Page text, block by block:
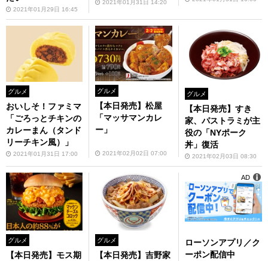
2021年01月29日 16:45
2021年01月31日 14:20
グルメ
おいしそ！ファミマ
「ごろっとチキンの
カレーまん（タンド
リーチキン風）」
2021年01月31日 17:00
グルメ
【本日発売】松屋
「マッサマンカレ
ー」
2021年02月02日 07:00
グルメ
【本日発売】すき
家、パストラミが主
役の「NYポーク
丼」復活
2021年02月03日 08:30
グルメ
【本日発売】モス期
グルメ
【本日発売】吉野家
ローソンアプリ／ク
ーポン配信中
AD